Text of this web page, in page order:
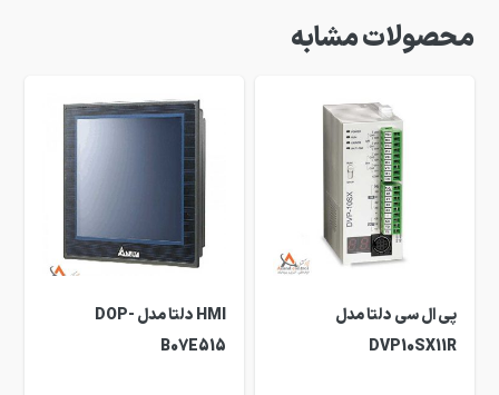
محصولات مشابه
پی ال سی دلتا مدل
DVP10SX11R
HMI دلتا مدل DOP-
B07E515